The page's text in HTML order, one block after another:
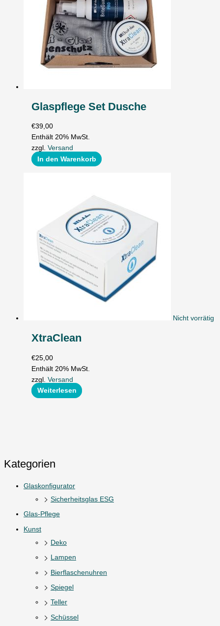
Kategorien
Glaskonfigurator
Sicherheitsglas ESG
Glas-Pflege
Kunst
Deko
Lampen
Bierflaschenuhren
Spiegel
Teller
Schüssel
Glaspflege Set Dusche
€39,00
Enthält 20% MwSt.
zzgl.Versand
In den Warenkorb
Nicht vorrätig
XtraClean
€25,00
Enthält 20% MwSt.
zzgl.Versand
Weiterlesen